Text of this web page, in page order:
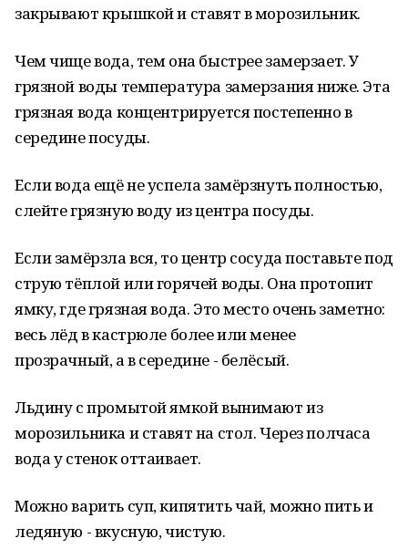
закрывают крышкой и ставят в морозильник.
Чем чище вода, тем она быстрее замерзает. У
грязной воды температура замерзания ниже. Эта
грязная вода концентрируется постепенно в
середине посуды.
Если вода ещё не успела замёрзнуть полностью,
слейте грязную воду из центра посуды.
Если замёрзла вся, то центр сосуда поставьте под
струю тёплой или горячей воды. Она протопит
ямку, где грязная вода. Это место очень заметно:
весь лёд в кастрюле более или менее
прозрачный, а в середине - белёсый.
Льдину с промытой ямкой вынимают из
морозильника и ставят на стол. Через полчаса
вода у стенок оттаивает.
Можно варить суп, кипятить чай, можно пить и
ледяную - вкусную, чистую.